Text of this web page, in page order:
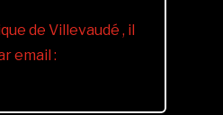
de Villevaudé , il
email :